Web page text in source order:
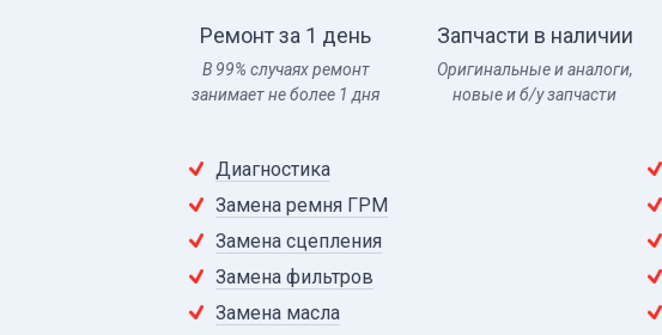
Ремонт за 1 день
В 99% случаях ремонт
занимает не более 1 дня
Запчасти в наличии
Оригинальные и аналоги,
новые и б/у запчасти
Диагностика
Замена ремня ГРМ
Замена сцепления
Замена фильтров
Замена масла